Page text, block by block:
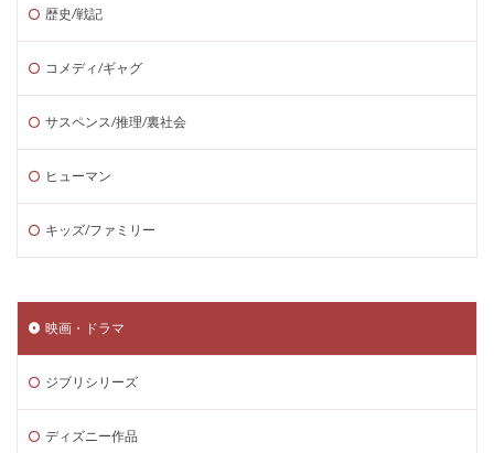
歴史/戦記
コメディ/ギャグ
サスペンス/推理/裏社会
ヒューマン
キッズ/ファミリー
映画・ドラマ
ジブリシリーズ
ディズニー作品